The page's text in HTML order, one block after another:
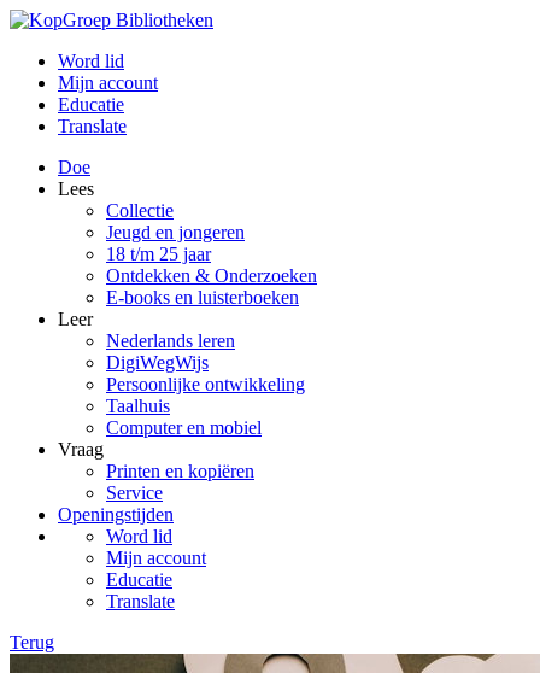
Word lid
Mijn account
Educatie
Translate
Doe
Lees
Collectie
Jeugd en jongeren
18 t/m 25 jaar
Ontdekken & Onderzoeken
E-books en luisterboeken
Leer
Nederlands leren
DigiWegWijs
Persoonlijke ontwikkeling
Taalhuis
Computer en mobiel
Vraag
Printen en kopiëren
Service
Openingstijden
Word lid
Mijn account
Educatie
Translate
Terug